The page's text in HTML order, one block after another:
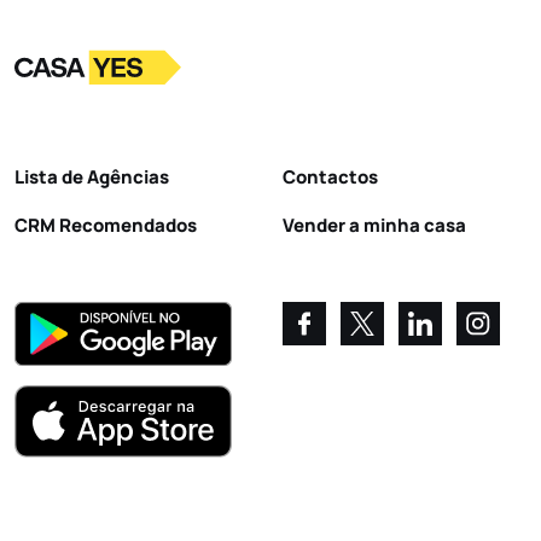
LogoIr para a homepage
Lista de Agências
CRM Recomendados
Contactos
Vender a minha casa